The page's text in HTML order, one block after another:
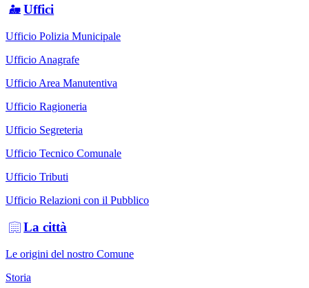
Uffici
Ufficio Polizia Municipale
Ufficio Anagrafe
Ufficio Area Manutentiva
Ufficio Ragioneria
Ufficio Segreteria
Ufficio Tecnico Comunale
Ufficio Tributi
Ufficio Relazioni con il Pubblico
La città
Le origini del nostro Comune
Storia